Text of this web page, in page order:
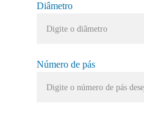
Diâmetro
Número de pás